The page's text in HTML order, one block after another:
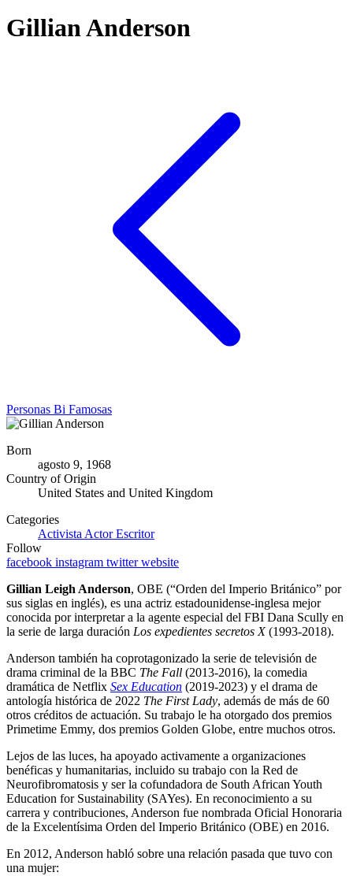
Gillian Anderson
Personas Bi Famosas
Born
agosto 9, 1968
Country of Origin
United States and United Kingdom
Categories
Activista ActorEscritor
Follow
facebook instagram twitterwebsite
Gillian Leigh Anderson, OBE (“Orden del Imperio Británico” por
sus siglas en inglés), es una actriz estadounidense-inglesa mejor
conocida por interpretar a la agente especial del FBI Dana Scully en
la serie de larga duración Los expedientes secretos X(1993-2018).
Anderson también ha coprotagonizado la serie de televisión de
drama criminal de la BBC The Fall (2013-2016), la comedia
dramática de Netflix Sex Education (2019-2023) y el drama de
antología histórica de 2022 The First Lady, además de más de 60
otros créditos de actuación. Su trabajo le ha otorgado dos premios
Primetime Emmy, dos premios Golden Globe, entre muchos otros.
Lejos de las luces, ha apoyado activamente a organizaciones
benéficas y humanitarias, incluido su trabajo con la Red de
Neurofibromatosis y ser la cofundadora de South African Youth
Education for Sustainability (SAYes). En reconocimiento a su
carrera y contribuciones, Anderson fue nombrada Oficial Honoraria
de la Excelentísima Orden del Imperio Británico (OBE) en 2016.
En 2012, Anderson habló sobre una relación pasada que tuvo con
una mujer: